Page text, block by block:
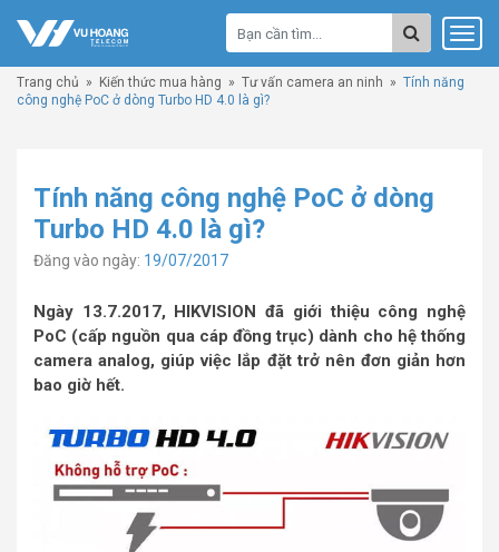
Trang chủ » Kiến thức mua hàng » Tư vấn camera an ninh » Tính năng
công nghệ PoC ở dòng Turbo HD 4.0 là gì?
Tính năng công nghệ PoC ở dòng
Turbo HD 4.0 là gì?
Đăng vào ngày: 19/07/2017
Ngày 13.7.2017, HIKVISION đã giới thiệu công nghệ
PoC (cấp nguồn qua cáp đồng trục) dành cho hệ thống
camera analog, giúp việc lắp đặt trở nên đơn giản hơn
bao giờ hết.